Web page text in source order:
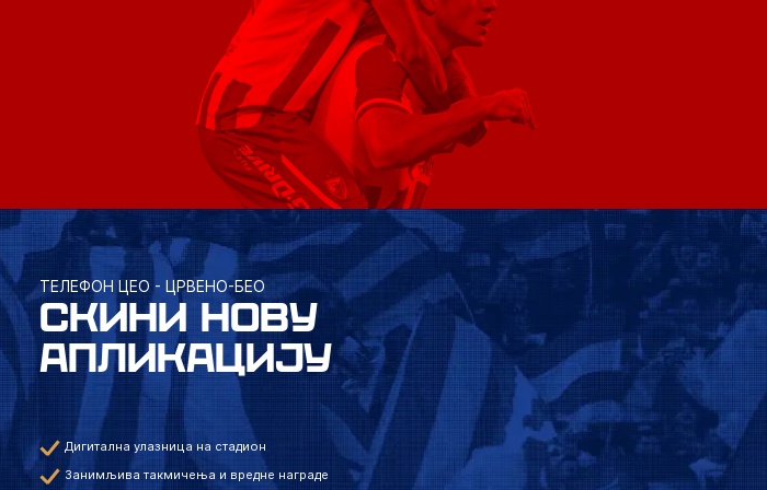
ТЕЛЕФОН ЦЕО - ЦРВЕНО-БЕО
СКИНИ НОВУ
АПЛИКАЦИЈУ
Дигитална улазница на стадион
Занимљива такмичења и вредне награде